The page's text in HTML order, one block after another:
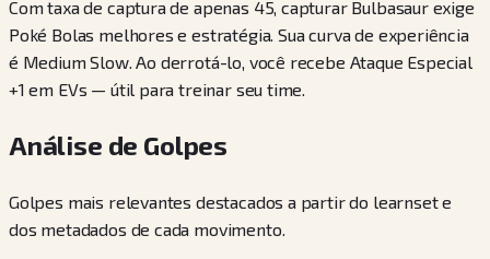
Com taxa de captura de apenas 45, capturar Bulbasaur exige
Poké Bolas melhores e estratégia. Sua curva de experiência
é Medium Slow. Ao derrotá-lo, você recebe Ataque Especial
+1 em EVs — útil para treinar seu time.
Análise de Golpes
Golpes mais relevantes destacados a partir do learnset e
dos metadados de cada movimento.